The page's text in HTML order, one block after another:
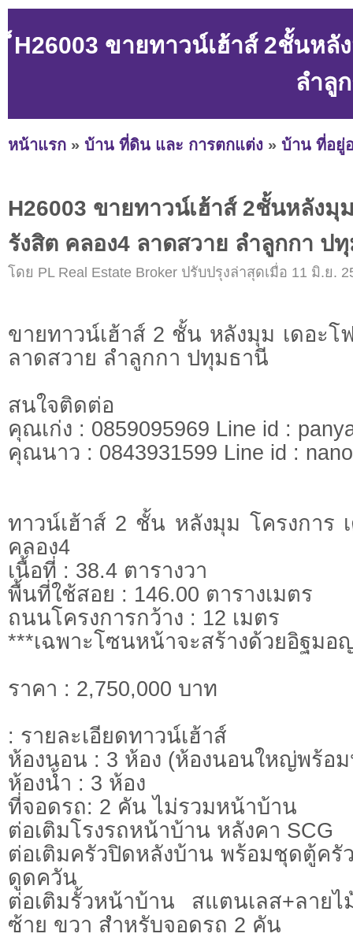
H26003 ขายทาวน์เฮ้าส์ 2ชั้นหลั
ลำลู
หน้าแรก » บ้าน ที่ดิน และ การตกแต่ง » บ้าน ที่อยู่
H26003 ขายทาวน์เฮ้าส์ 2ชั้นหลังมุ
รังสิต คลอง4 ลาดสวาย ลำลูกกา ป
โดย PL Real Estate Broker ปรับปรุงล่าสุดเมื่อ 11 มิ.ย.
ขายทาวน์เฮ้าส์ 2 ชั้น หลังมุม เดอะโ
ลาดสวาย ลำลูกกา ปทุมธานี
สนใจติดต่อ
คุณเก่ง : 0859095969 Line id :
คุณนาว : 0843931599 Line id :
ทาวน์เฮ้าส์ 2 ชั้น หลังมุม โครงการ
คลอง4
เนื้อที่ : 38.4 ตารางวา
พื้นที่ใช้สอย : 146.00 ตารางเมตร
ถนนโครงการกว้าง : 12 เมตร
***เฉพาะโซนหน้าจะสร้างด้วยอิฐมอ
ราคา : 2,750,000 บาท
: รายละเอียดทาวน์เฮ้าส์
ห้องนอน : 3 ห้อง (ห้องนอนใหญ่พร้อ
ห้องน้ำ : 3 ห้อง
ที่จอดรถ: 2 คัน ไม่รวมหน้าบ้าน
ต่อเติมโรงรถหน้าบ้าน หลังคา SCG
ต่อเติมครัวปิดหลังบ้าน พร้อมชุดตู้ครั
ดูดควัน
ต่อเติมรั้วหน้าบ้าน สแตนเลส+ลาย
ซ้าย ขวา สำหรับจอดรถ 2 คัน